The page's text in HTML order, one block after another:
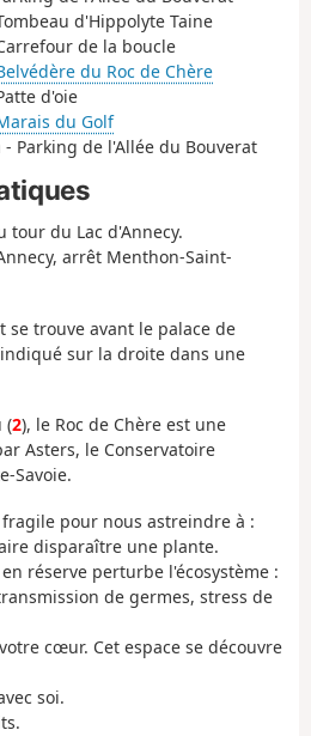
d'Hippolyte Taine
de la boucle
du Roc de Chère
d'oie
du Golf
- Parking de l'Allée du Bouverat
tour du Lac d'Annecy.
arrêt Menthon-Saint-
se trouve avant le palace de
sur la droite dans une
(2), le Roc de Chère est une
Asters, le Conservatoire
Savoie.
pour nous astreindre à :
disparaître une plante.
réserve perturbe l'écosystème :
de germes, stress de
cœur. Cet espace se découvre
soi.